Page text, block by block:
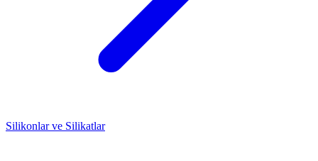
Silikonlar ve Silikatlar